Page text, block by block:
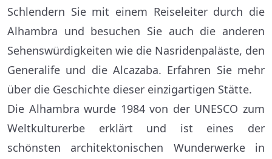
Schlendern Sie mit einem Reiseleiter durch die
Alhambra und besuchen Sie auch die anderen
Sehenswürdigkeiten wie die Nasridenpaläste, den
Generalife und die Alcazaba. Erfahren Sie mehr
über die Geschichte dieser einzigartigen Stätte.
Die Alhambra wurde 1984 von der UNESCO zum
Weltkulturerbe erklärt und ist eines der
schönsten architektonischen Wunderwerke in